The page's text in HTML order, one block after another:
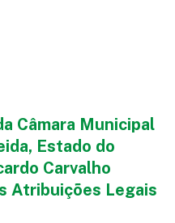
Câmara Municipal
Estado do
Carvalho
Atribuições Legais